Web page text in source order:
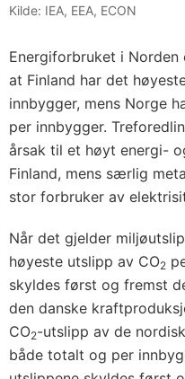
Kilde: IEA, EEA, ECON
Energiforbruket i
at Finland har det
innbygger, mens Norge
per innbygger.
årsak til et høyt energi-
Finland, mens særlig
stor forbruker av
Når det gjelder
høyeste utslipp av CO2
skyldes først og fremst
den danske
CO2-utslipp av de
både totalt og per